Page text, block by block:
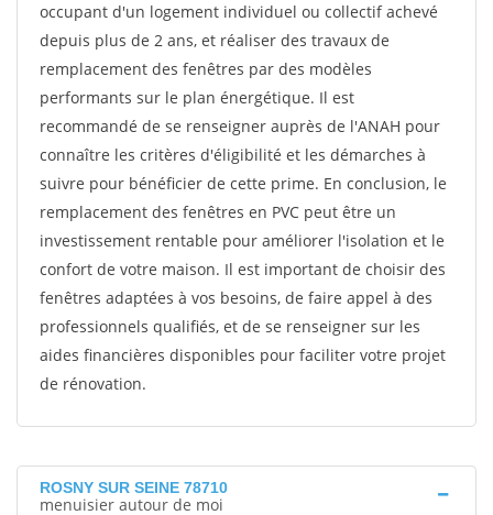
occupant d'un logement individuel ou collectif achevé
depuis plus de 2 ans, et réaliser des travaux de
remplacement des fenêtres par des modèles
performants sur le plan énergétique. Il est
recommandé de se renseigner auprès de l'ANAH pour
connaître les critères d'éligibilité et les démarches à
suivre pour bénéficier de cette prime. En conclusion, le
remplacement des fenêtres en PVC peut être un
investissement rentable pour améliorer l'isolation et le
confort de votre maison. Il est important de choisir des
fenêtres adaptées à vos besoins, de faire appel à des
professionnels qualifiés, et de se renseigner sur les
aides financières disponibles pour faciliter votre projet
de rénovation.
ROSNY SUR SEINE 78710
menuisier autour de moi